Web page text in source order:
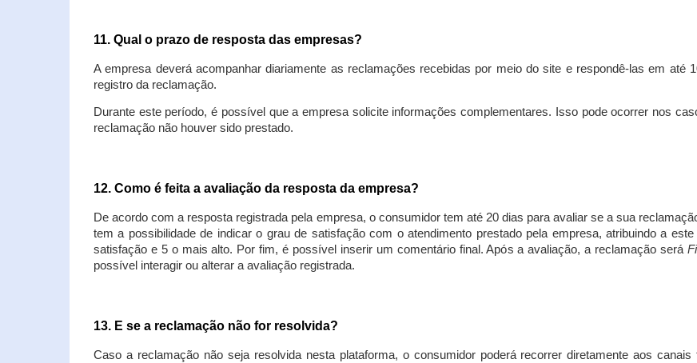
11. Qual o prazo de resposta das empresas?
A empresa deverá acompanhar diariamente as reclamações recebidas por meio do site e respondê-las em até
registro da reclamação.
Durante este período, é possível que a empresa solicite informações complementares. Isso pode ocorrer nos
reclamação não houver sido prestado.
12. Como é feita a avaliação da resposta da empresa?
De acordo com a resposta registrada pela empresa, o consumidor tem até 20 dias para avaliar se a sua
tem a possibilidade de indicar o grau de satisfação com o atendimento prestado pela empresa, atribuindo a
satisfação e 5 o mais alto. Por fim, é possível inserir um comentário final. Após a avaliação, a reclamação será
possível interagir ou alterar a avaliação registrada.
13. E se a reclamação não for resolvida?
Caso a reclamação não seja resolvida nesta plataforma, o consumidor poderá recorrer diretamente aos